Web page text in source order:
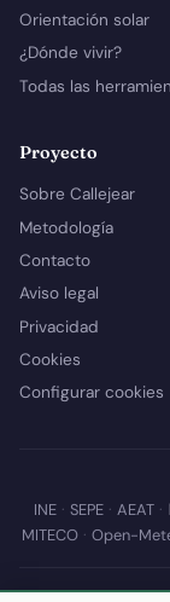
Orientación solar
¿Dónde vivir?
Todas las
Proyecto
Sobre Callejear
Metodología
Contacto
Aviso legal
Privacidad
Cookies
Configurar cookies
INE· SEPE· AEAT·
MITECO· Open-